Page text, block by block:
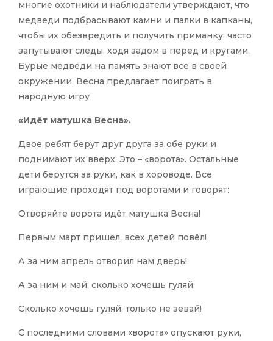
многие охотники и наблюдатели утверждают, что
медведи подбрасывают камни и палки в капканы,
чтобы их обезвредить и получить приманку; часто
запутывают следы, ходя задом в перед и кругами.
Бурые медведи на память знают все в своей
окружении. Весна предлагает поиграть в
народную игру
«Идёт матушка Весна».
Двое ребят берут друг друга за обе руки и
поднимают их вверх. Это – «ворота». Остальные
дети берутся за руки, как в хороводе. Все
играющие проходят под воротами и говорят:
Отворяйте ворота идёт матушка Весна!
Первым март пришёл, всех детей повёл!
А за ним апрель отворил нам дверь!
А за ним и май, сколько хочешь гуляй,
Сколько хочешь гуляй, только не зевай!
С последними словами «ворота» опускают руки,